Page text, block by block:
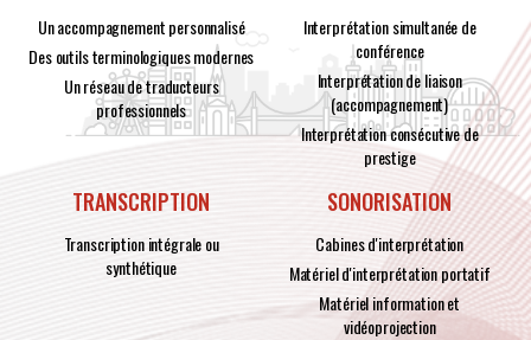
Un accompagnement personnalisé
Des outils terminologiques modernes
Un réseau de traducteurs
professionnels
Interprétation simultanée de
conférence
Interprétation de liaison
(accompagnement)
Interprétation consécutive de
prestige
TRANSCRIPTION
Transcription intégrale ou
synthétique
SONORISATION
Cabines d'interprétation
Matériel d'interprétation portatif
Matériel information et
vidéoprojection